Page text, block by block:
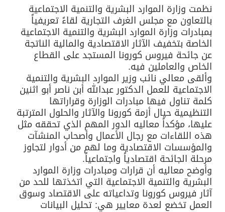
نظمت وزارة الموارد البشرية والتنمية الاجتماعية
بالتعاون مع مجلس الغرف التجارية لقاءً تعريفياً
بمبادرات وزارة الموارد البشرية والتنمية الاجتماعية
الخاصة بتخفيف الآثار الاقتصادية والمالية الناتجة
عن جائحة فيروس كورونا المستجد على القطاع
الخاص والعاملين فيه.
وألقى معالي نائب وزير الموارد البشرية والتنمية
الاجتماعية للعمل الدكتور عبدالله أبن ناصر أبو اثنين
كلمة تناول فيها مبادرات الوزارة وقراراتها
التنظيمية حيال أزمة كورونا والآثار والحلول المترتبة
عليها، مؤكداً معاليه الدور المهم الذي تحققه مثل
هذه اللقاءات مع رجال الأعمال وأصحاب المنشآت
والمؤسسات الاقتصادية وما لهم من أدوار لتجاوز
مرحلة الجائحة اقتصادياً واجتماعياً.
وأوضح معاليه أن قرارات ومبادرات وزارة الموارد
البشرية والتنمية الاجتماعية التي اتخذتها للحد من
آثار فيروس كورونا وتداعياته على الاقتصاد وسوق
العمل تخضع لعدة معايير هي: تحليل البيانات